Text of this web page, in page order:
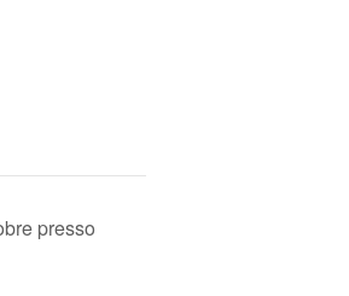
presso